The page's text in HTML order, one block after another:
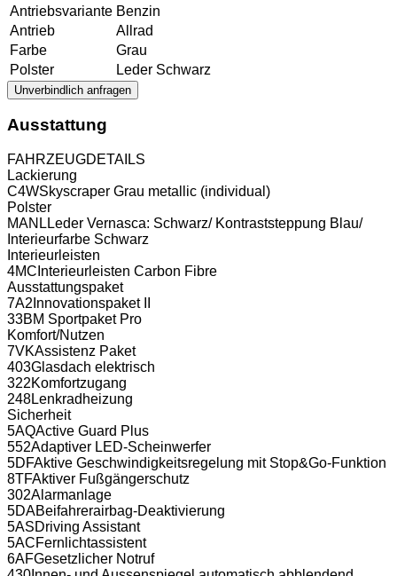
Antriebsvariante Benzin
Antrieb
Allrad
Farbe
Grau
Polster
Leder Schwarz
Unverbindlich anfragen
Ausstattung
FAHRZEUGDETAILS
Lackierung
C4WSkyscraper Grau metallic (individual)
Polster
MANL Leder Vernasca: Schwarz/ Kontraststeppung Blau/
Interieurfarbe Schwarz
Interieurleisten
4MC Interieurleisten Carbon Fibre
Ausstattungspaket
7A2 Innovationspaket II
33BM Sportpaket Pro
Komfort/Nutzen
7VKAssistenz Paket
403Glasdach elektrisch
322Komfortzugang
248Lenkradheizung
Sicherheit
5AQActive Guard Plus
552Adaptiver LED-Scheinwerfer
5DFAktive Geschwindigkeitsregelung mit Stop&Go-Funktion
8TFAktiver Fußgängerschutz
302Alarmanlage
5DABeifahrerairbag-Deaktivierung
5ASDriving Assistant
5ACFernlichtassistent
6AFGesetzlicher Notruf